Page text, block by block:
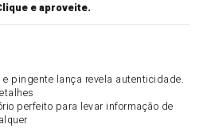
e aproveite.
pingente lança revela autenticidade.
perfeito para levar informação de